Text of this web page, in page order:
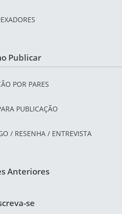
Publicar
POR PARES
PUBLICAÇÃO
/ RESENHA / ENTREVISTA
Anteriores
se